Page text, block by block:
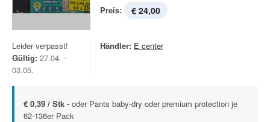
Preis: € 24,00
Leider verpasst!
Gültig: 27.04. -
03.05.
Händler: E center
€ 0,39 / Stk - oder Pants baby-dry oder premium protection je
62-136er Pack